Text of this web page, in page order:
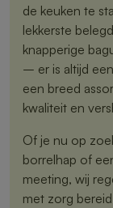
de keuken te
lekkerste
knapperige
– er is altijd
een breed
kwaliteit en
Of je nu op
borrelhap of
meeting, wij
met zorg